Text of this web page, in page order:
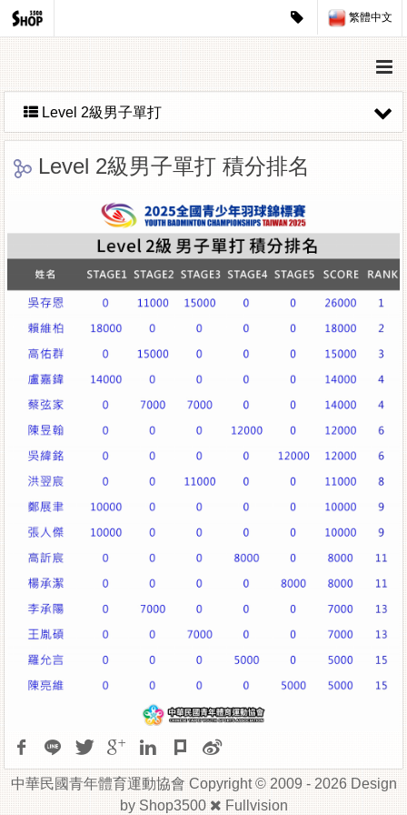
繁體中文
Level 2級男子單打
Level 2級男子單打 積分排名
中華民國青年體育運動協會 Copyright © 2009 - 2026 Design
byShop3500 Fullvision